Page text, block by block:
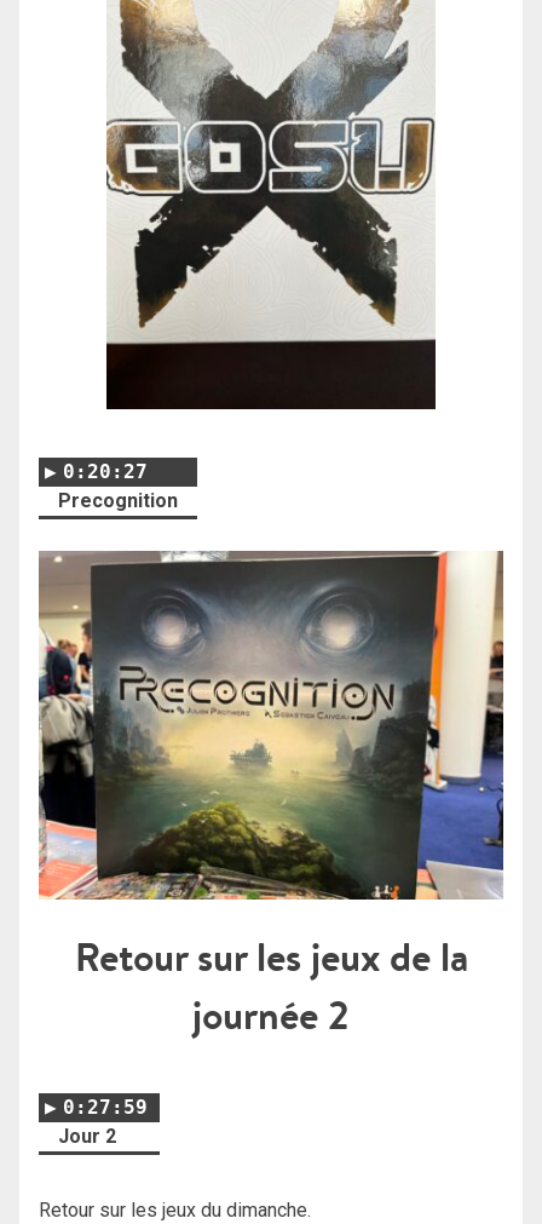
0:20:27
Precognition
Retour sur les jeux de la
journée 2
0:27:59
Jour 2
Retour sur les jeux du dimanche.